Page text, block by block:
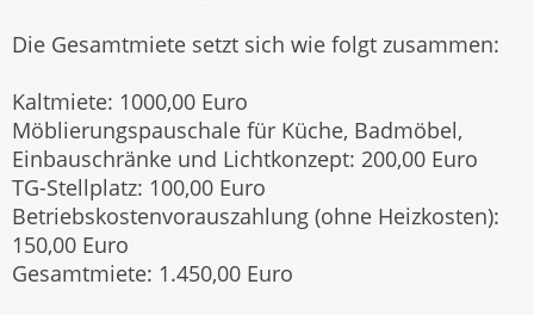
Die Gesamtmiete setzt sich wie folgt zusammen:
Kaltmiete: 1000,00 Euro
Möblierungspauschale für Küche, Badmöbel,
Einbauschränke und Lichtkonzept: 200,00 Euro
TG-Stellplatz: 100,00 Euro
Betriebskostenvorauszahlung (ohne Heizkosten):
150,00 Euro
Gesamtmiete: 1.450,00 Euro